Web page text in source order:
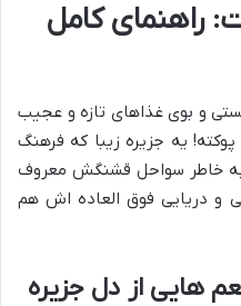
راهنمای کامل
و بوی غذاهای تازه و عجیب
یه جزیره زیبا که فرهنگ
خاطر سواحل قشنگش معروف
و دریایی فوق العاده اش هم
هایی از دل جزیره